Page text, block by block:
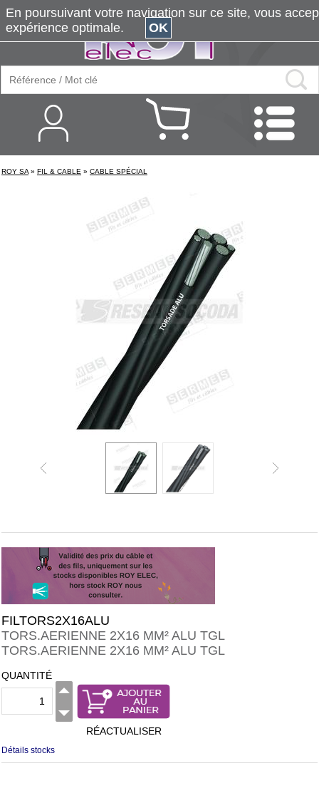
ROY SA » FIL & CABLE » CABLE SPÉCIAL
FILTORS2X16ALU
TORS.AERIENNE 2X16 MM² ALU TGL
TORS.AERIENNE 2X16 MM² ALU TGL
QUANTITÉ
RÉACTUALISER
Détails stocks
En poursuivant votre navigation sur ce site, vous
expérience optimale.
OK